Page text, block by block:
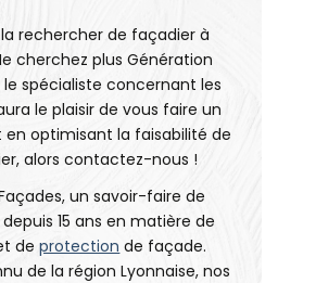
rechercher de façadier à
cherchez plus Génération
le spécialiste concernant les
le plaisir de vous faire un
en optimisant la faisabilité de
alors contactez-nous !
un savoir-faire de
15 ans en matière de
deprotection de façade.
de la région Lyonnaise, nos